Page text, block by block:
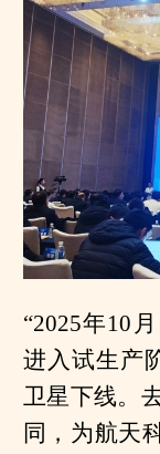
“2025年10
进入试生产
卫星下线。
同，为航天